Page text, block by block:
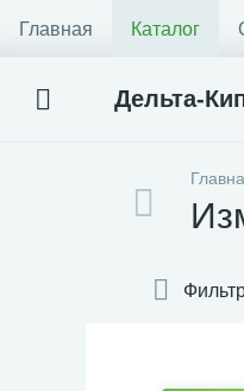
Главная Каталог
Дельта-